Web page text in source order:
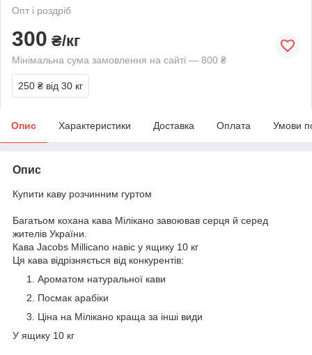
Опт і роздріб
300 ₴/кг
Мінімальна сума замовлення на сайті — 800 ₴
250 ₴ від 30 кг
Опис Характеристики Доставка Оплата Умови
Опис
Купити каву розчинним гуртом
Багатьом кохана кава Мілікано завоював серця й серед
жителів України.
Кава Jacobs Millicano навіс у ящику 10 кг
Ця кава відрізняється від конкурентів:
Ароматом натуральної кави
Посмак арабіки
Ціна на Мілікано краща за інші види
У ящику 10 кг